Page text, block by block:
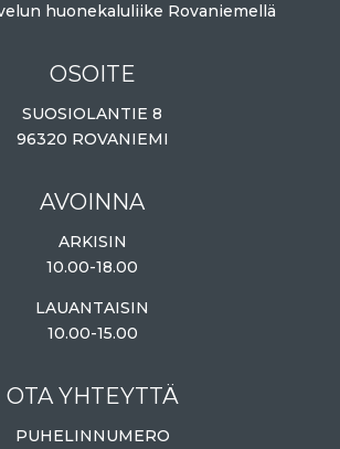
huonekaluliike Rovaniemellä
OSOITE
SUOSIOLANTIE 8
96320 ROVANIEMI
AVOINNA
ARKISIN
10.00-18.00
LAUANTAISIN
10.00-15.00
OTA YHTEYTTÄ
PUHELINNUMERO